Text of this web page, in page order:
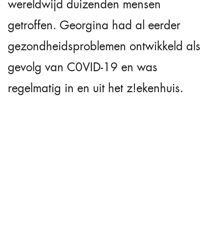
wereldwijd duizenden mensen
getroffen. Georgina had al eerder
gezondheidsproblemen ontwikkeld als
gevolg van C0VID-19 en was
regelmatig in en uit het z!ekenhuis.